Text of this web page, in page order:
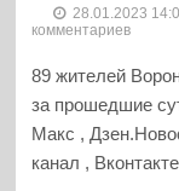
28.01.2023
комментариев
89 жителей
за прошедшие
Макс ,
канал ,